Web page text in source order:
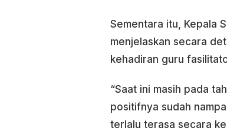
Sementara itu, Kepala
menjelaskan secara
kehadiran guru
“Saat ini masih pada
positifnya sudah
terlalu terasa secara